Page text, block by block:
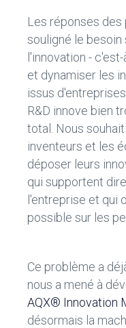
Les réponses
souligné le
l'innovation -
et dynamiser les
issus
R&D innove bien
total. Nous
inventeurs et les
déposer leurs
qui supportent
l'entreprise et qui
possible sur les
Ce problème a
nous a mené à
AQX® Innovation
désormais la